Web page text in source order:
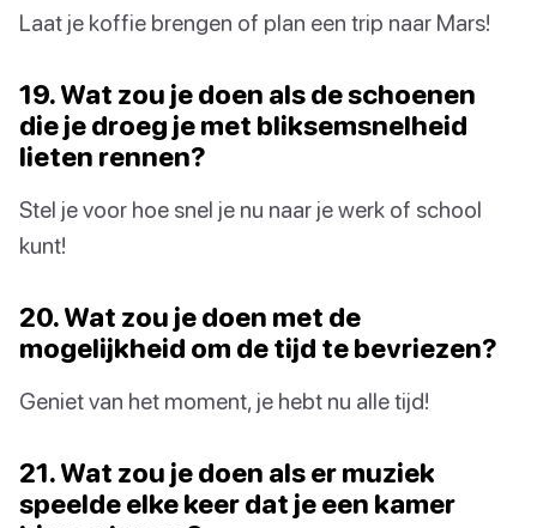
Laat je koffie brengen of plan een trip naar Mars!
19. Wat zou je doen als de schoenen
die je droeg je met bliksemsnelheid
lieten rennen?
Stel je voor hoe snel je nu naar je werk of school
kunt!
20. Wat zou je doen met de
mogelijkheid om de tijd te bevriezen?
Geniet van het moment, je hebt nu alle tijd!
21. Wat zou je doen als er muziek
speelde elke keer dat je een kamer